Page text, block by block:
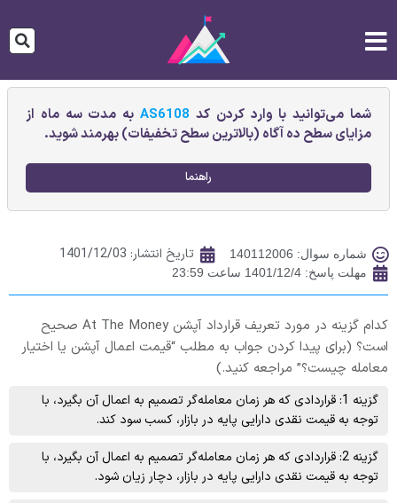
شما می‌توانید با وارد کردن کد AS6108به مدت سه ماه از
مزایای سطح ده آگاه (بالاترین سطح تخفیفات) بهرمند شوید.
راهنما
شماره سوال: 140112006 تاریخ انتشار: 1401/12/03
مهلت پاسخ: 1401/12/4 ساعت 23:59
کدام گزینه در مورد تعریف قرارداد آپشن At The Money صحیح
است؟ (برای پیدا کردن جواب به مطلب “قیمت اعمال آپشن یا اختیار
معامله چیست؟” مراجعه کنید.)
گزینه 1: قراردادی که هر زمان معامله‌گر تصمیم به اعمال آن بگیرد، با
توجه به قیمت نقدی دارایی پایه در بازار، کسب سود ‌کند.
گزینه 2: قراردادی که هر زمان معامله‌گر تصمیم به اعمال آن بگیرد، با
توجه به قیمت نقدی دارایی پایه در بازار، دچار زیان شود.